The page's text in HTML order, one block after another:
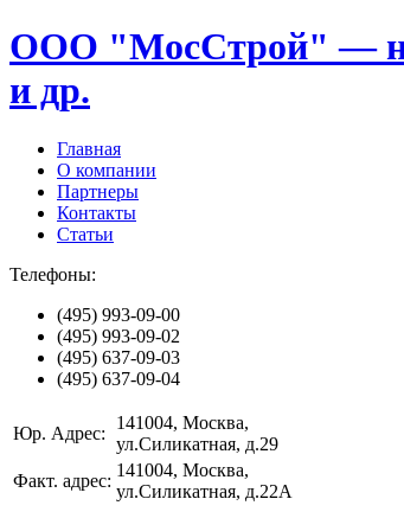
ООО "МосСтрой" —
и др.
Главная
О компании
Партнеры
Контакты
Статьи
Телефоны:
(495) 993-09-00
(495) 993-09-02
(495) 637-09-03
(495) 637-09-04
Юр. Адрес:
141004, Москва,
ул.Силикатная, д.29
Факт. адрес:
141004, Москва,
ул.Силикатная, д.22А